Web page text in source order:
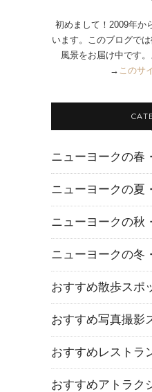
初めまして！2009年か
います。このブログで
風景をお届け中です。
→ このサ
ニューヨークの春
ニューヨークの夏
ニューヨークの秋
ニューヨークの冬
おすすめ散歩スポ
おすすめ写真撮影
おすすめレストラ
おすすめアトラク